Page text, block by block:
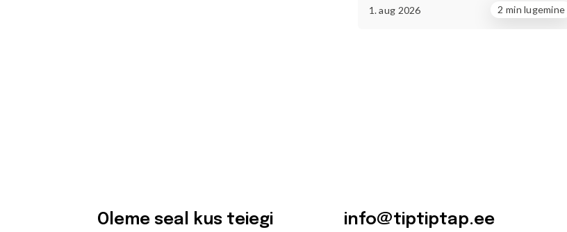
1. aug 2026 2 min lugemine
Oleme seal kus teiegi info@tiptiptap.ee